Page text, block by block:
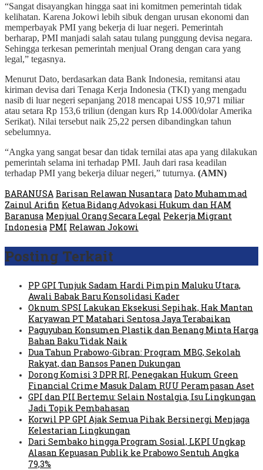
“Sangat disayangkan hingga saat ini komitmen pemerintah tidak
kelihatan. Karena Jokowi lebih sibuk dengan urusan ekonomi dan
memperbayak PMI yang bekerja di luar negeri. Pemerintah
berharap, PMI manjadi salah satau tulang punggung devisa negara.
Sehingga terkesan pemerintah menjual Orang dengan cara yang
legal,” tegasnya.
Menurut Dato, berdasarkan data Bank Indonesia, remitansi atau
kiriman devisa dari Tenaga Kerja Indonesia (TKI) yang mengadu
nasib di luar negeri sepanjang 2018 mencapai US$ 10,971 miliar
atau setara Rp 153,6 triliun (dengan kurs Rp 14.000/dolar Amerika
Serikat). Nilai tersebut naik 25,22 persen dibandingkan tahun
sebelumnya.
“Angka yang sangat besar dan tidak ternilai atas apa yang dilakukan
pemerintah selama ini terhadap PMI. Jauh dari rasa keadilan
terhadap PMI yang bekerja diluar negeri,” tuturnya. (AMN)
BARANUSA Barisan Relawan Nusantara Dato Muhammad
Zainul Arifin Ketua Bidang Advokasi Hukum dan HAM
Baranusa Menjual Orang Secara Legal Pekerja Migrant
Indonesia PMI Relawan Jokowi
Posting Terkait
PP GPI Tunjuk Sadam Hardi Pimpin Maluku Utara,
Awali Babak Baru Konsolidasi Kader
Oknum SPSI Lakukan Eksekusi Sepihak, Hak Mantan
Karyawan PT Matahari Sentosa Jaya Terabaikan
Paguyuban Konsumen Plastik dan Benang Minta Harga
Bahan Baku Tidak Naik
Dua Tahun Prabowo-Gibran: Program MBG, Sekolah
Rakyat, dan Bansos Panen Dukungan
Dorong Komisi 3 DPR RI, Penegakan Hukum Green
Financial Crime Masuk Dalam RUU Perampasan Aset
GPI dan PII Bertemu: Selain Nostalgia, Isu Lingkungan
Jadi Topik Pembahasan
Korwil PP GPI Ajak Semua Pihak Bersinergi Menjaga
Kelestarian Lingkungan
Dari Sembako hingga Program Sosial, LKPI Ungkap
Alasan Kepuasan Publik ke Prabowo Sentuh Angka
79,3%